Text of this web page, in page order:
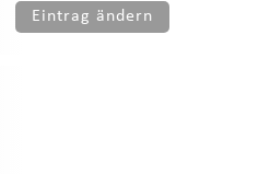
Eintrag ändern